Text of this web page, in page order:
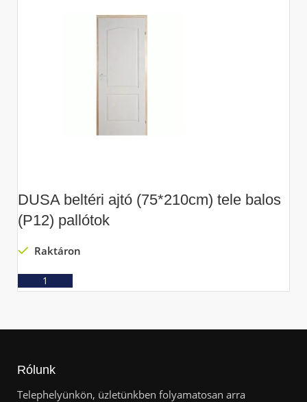
DUSA beltéri ajtó (75*210cm) tele balos
(P12) pallótok
Raktáron
Rólunk
Telephelyünkön, üzletünkben folyamatosan arra